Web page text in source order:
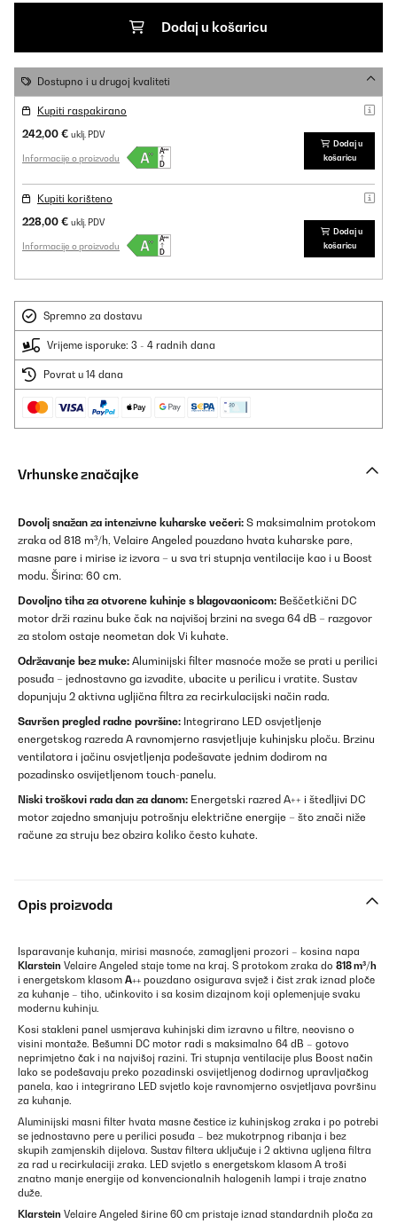
Dodaj u košaricu
Dostupno i u drugoj kvaliteti
Kupiti raspakirano
242,00 € uklj. PDV
Informacije o proizvodu
Dodaj u
košaricu
Kupiti korišteno
228,00 € uklj. PDV
Informacije o proizvodu
Dodaj u
košaricu
Spremno za dostavu
Vrijeme isporuke: 3 - 4 radnih dana
Povrat u 14 dana
Vrhunske značajke
Dovolj snažan za intenzivne kuharske večeri: S maksimalnim protokom
zraka od 818 m³/h, Velaire Angeled pouzdano hvata kuharske pare,
masne pare i mirise iz izvora – u sva tri stupnja ventilacije kao i u Boost
modu. Širina: 60 cm.
Dovoljno tiha za otvorene kuhinje s blagovaonicom: Beščetkični DC
motor drži razinu buke čak na najvišoj brzini na svega 64 dB – razgovor
za stolom ostaje neometan dok Vi kuhate.
Održavanje bez muke: Aluminijski filter masnoće može se prati u perilici
posuđa – jednostavno ga izvadite, ubacite u perilicu i vratite. Sustav
dopunjuju 2 aktivna ugljična filtra za recirkulacijski način rada.
Savršen pregled radne površine: Integrirano LED osvjetljenje
energetskog razreda A ravnomjerno rasvjetljuje kuhinjsku ploču. Brzinu
ventilatora i jačinu osvjetljenja podešavate jednim dodirom na
pozadinsko osvijetljenom touch-panelu.
Niski troškovi rada dan za danom: Energetski razred A++ i štedljivi DC
motor zajedno smanjuju potrošnju električne energije – što znači niže
račune za struju bez obzira koliko često kuhate.
Opis proizvoda
Isparavanje kuhanja, mirisi masnoće, zamagljeni prozori – kosina napa
Klarstein Velaire Angeled staje tome na kraj. S protokom zraka do 818 m³/h
i energetskom klasom A++ pouzdano osigurava svjež i čist zrak iznad ploče
za kuhanje – tiho, učinkovito i sa kosim dizajnom koji oplemenjuje svaku
modernu kuhinju.
Kosi stakleni panel usmjerava kuhinjski dim izravno u filtre, neovisno o
visini montaže. Bešumni DC motor radi s maksimalno 64 dB – gotovo
neprimjetno čak i na najvišoj razini. Tri stupnja ventilacije plus Boost način
lako se podešavaju preko pozadinski osvijetljenog dodirnog upravljačkog
panela, kao i integrirano LED svjetlo koje ravnomjerno osvjetljava površinu
za kuhanje.
Aluminijski masni filter hvata masne čestice iz kuhinjskog zraka i po potrebi
se jednostavno pere u perilici posuđa – bez mukotrpnog ribanja i bez
skupih zamjenskih dijelova. Sustav filtera uključuje i 2 aktivna ugljena filtra
za rad u recirkulaciji zraka. LED svjetlo s energetskom klasom A troši
znatno manje energije od konvencionalnih halogenih lampi i traje znatno
duže.
Klarstein Velaire Angeled širine 60 cm pristaje iznad standardnih ploča za